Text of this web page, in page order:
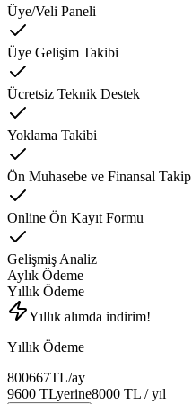
Üye/Veli Paneli
Üye Gelişim Takibi
Ücretsiz Teknik Destek
Yoklama Takibi
Ön Muhasebe ve Finansal Takip
Online Ön Kayıt Formu
Gelişmiş Analiz
Aylık Ödeme
Yıllık Ödeme
Yıllık alımda indirim!
Yıllık Ödeme
800667TL/ay
9600 TLyerine8000 TL / yıl